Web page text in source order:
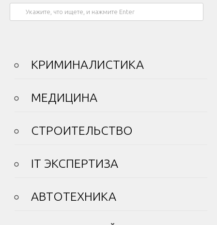
КРИМИНАЛИСТИКА
МЕДИЦИНА
СТРОИТЕЛЬСТВО
IT ЭКСПЕРТИЗА
АВТОТЕХНИКА